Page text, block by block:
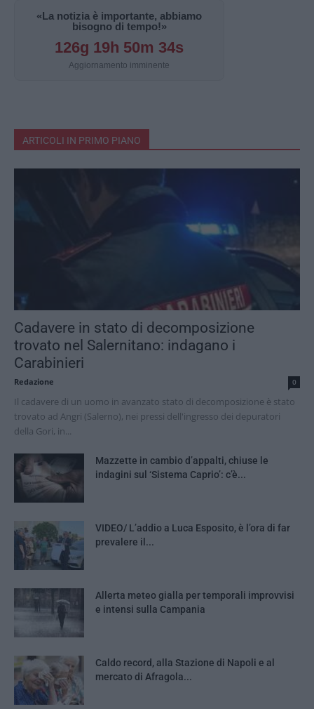
«La notizia è importante, abbiamo
bisogno di tempo!»
126g 19h 50m 33s
Aggiornamento imminente
ARTICOLI IN PRIMO PIANO
Cadavere in stato di decomposizione
trovato nel Salernitano: indagano i
Carabinieri
Redazione 0
Il cadavere di un uomo in avanzato stato di decomposizione è stato
trovato ad Angri (Salerno), nei pressi dell'ingresso dei depuratori
della Gori, in...
Mazzette in cambio d’appalti, chiuse le
indagini sul ‘Sistema Caprio’: c’è...
VIDEO/ L’addio a Luca Esposito, è l’ora di far
prevalere il...
Allerta meteo gialla per temporali improvvisi
e intensi sulla Campania
Caldo record, alla Stazione di Napoli e al
mercato di Afragola...